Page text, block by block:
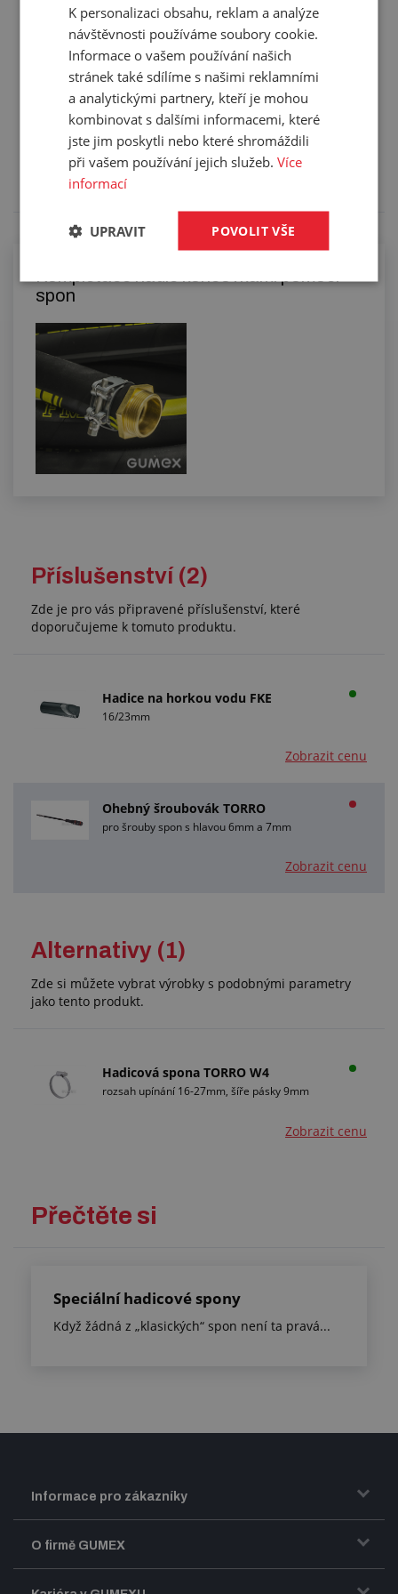
Balení: 20,00 ks
Služby
Tento výrobek pro vás upravíme na míru. Konkrétní
specifikaci budete moci upřesnit v poznámce u
objednávky.
spon
Příslušenství (2)
Zde je pro vás připravené příslušenství, které
doporučujeme k tomuto produktu.
Hadice na horkou vodu FKE
16/23mm
Zobrazit cenu
Ohebný šroubovák TORRO
pro šrouby spon s hlavou 6mm a 7mm
Zobrazit cenu
Alternativy (1)
Zde si můžete vybrat výrobky s podobnými parametry
jako tento produkt.
Hadicová spona TORRO W4
rozsah upínání 16-27mm, šíře pásky 9mm
Zobrazit cenu
Přečtěte si
Speciální hadicové spony
Když žádná z „klasických“ spon není ta pravá...
Informace pro zákazníky
Doprava a zasílání zboží
O firmě GUMEX
Představení firmy GUMEX
K personalizaci obsahu, reklam a analýze
návštěvnosti používáme soubory cookie.
Informace o vašem používání našich
stránek také sdílíme s našimi reklamními
a analytickými partnery, kteří je mohou
kombinovat s dalšími informacemi, které
jste jim poskytli nebo které shromáždili
při vašem používání jejich služeb.Více
informací
POVOLIT VŠE
UPRAVIT